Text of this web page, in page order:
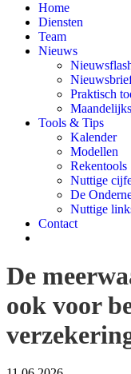
Home
Diensten
Team
Nieuws
Praktisch
Tools & Tips
Kalender
Modellen
Rekentools
Nuttige
De
Nuttige
Contact
De
ook voor